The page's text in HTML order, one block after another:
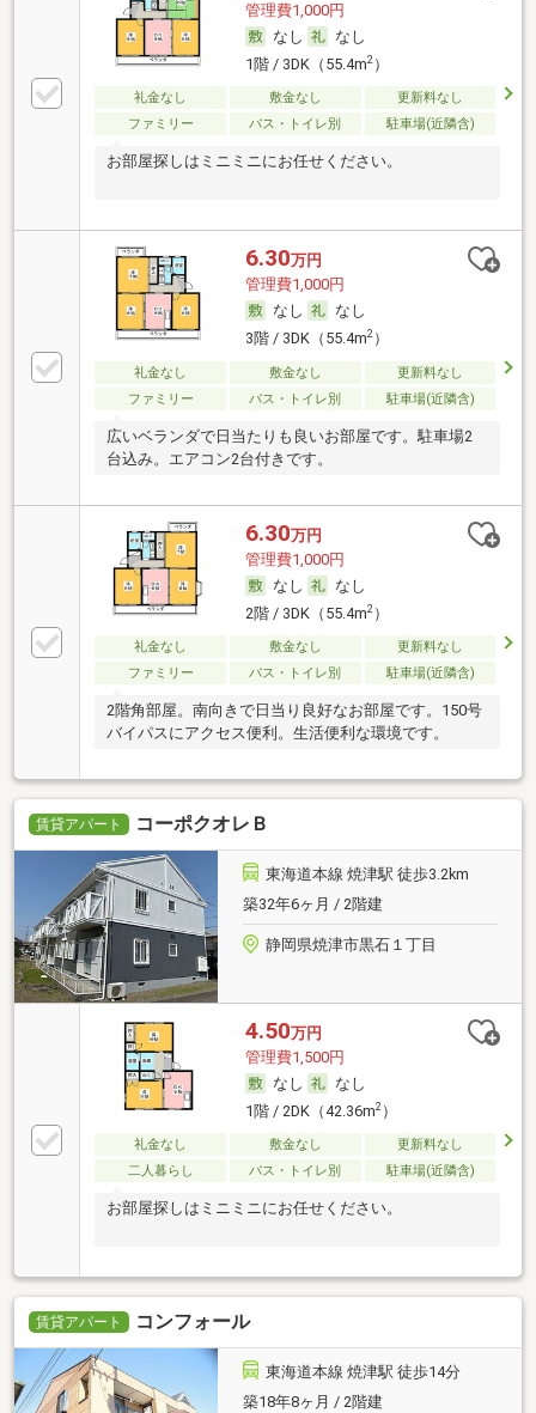
管理費1,000円
なし
なし
1階 / 3DK（55.4m2）
礼金なし 敷金なし
更新料なし
ファミリー
バス・トイレ別 駐車場(近隣含)
お部屋探しはミニミニにお任せください。
6.30万円
管理費1,000円
なし
なし
3階 / 3DK（55.4m2）
礼金なし 敷金なし
更新料なし
ファミリー
バス・トイレ別 駐車場(近隣含)
広いベランダで日当たりも良いお部屋です。駐車場2
台込み。エアコン2台付きです。
6.30万円
管理費1,000円
なし
なし
2階 / 3DK（55.4m2）
礼金なし 敷金なし
更新料なし
ファミリー
バス・トイレ別 駐車場(近隣含)
2階角部屋。南向きで日当り良好なお部屋です。150号
バイパスにアクセス便利。生活便利な環境です。
賃貸アパート コーポクオレＢ
東海道本線 焼津駅 徒歩3.2km
築32年6ヶ月 / 2階建
静岡県焼津市黒石１丁目
4.50万円
管理費1,500円
なし
なし
1階 / 2DK（42.36m2）
礼金なし 敷金なし
更新料なし
二人暮らし
バス・トイレ別 駐車場(近隣含)
お部屋探しはミニミニにお任せください。
賃貸アパート コンフォール
東海道本線 焼津駅 徒歩14分
築18年8ヶ月 / 2階建